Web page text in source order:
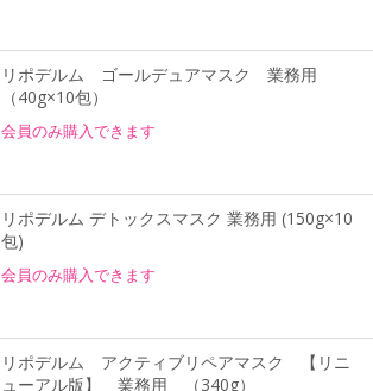
リポデルム ゴールデュアマスク 業務用
（40g×10包）
会員のみ購入できます
リポデルム デトックスマスク 業務用 (150g×10
包)
会員のみ購入できます
リポデルム アクティブリペアマスク 【リニ
ューアル版】 業務用 （340g）